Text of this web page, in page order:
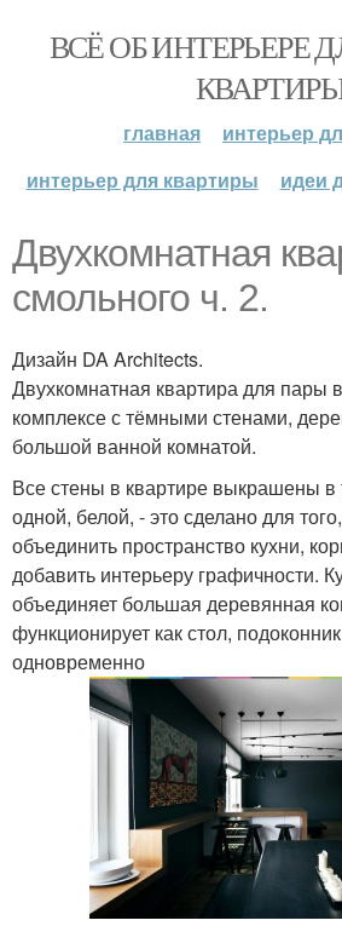
ВСЁ ОБ ИНТЕРЬЕРЕ
главная
интерьер
интерьер для квартиры
идеи
Двухкомнатная
смольного ч. 2.
Дизайн DA Architects.
Двухкомнатная квартира для пары
комплексе с тёмными стенами,
большой ванной комнатой.
Все стены в квартире выкрашены
одной, белой, - это сделано для
объединить пространство кухни,
добавить интерьеру графичности.
объединяет большая деревянная
функционирует как стол,
одновременно